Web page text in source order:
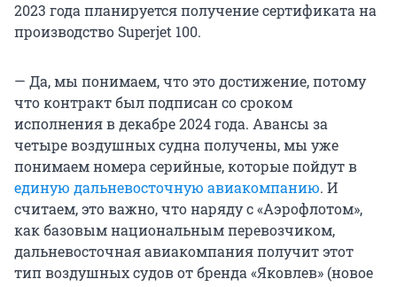
2023 года планируется получение сертификата на
производство Superjet 100.
— Да, мы понимаем, что это достижение, потому
что контракт был подписан со сроком
исполнения в декабре 2024 года. Авансы за
четыре воздушных судна получены, мы уже
понимаем номера серийные, которые пойдут в
единую дальневосточную авиакомпанию. И
считаем, это важно, что наряду с «Аэрофлотом»,
как базовым национальным перевозчиком,
дальневосточная авиакомпания получит этот
тип воздушных судов от бренда «Яковлев» (новое